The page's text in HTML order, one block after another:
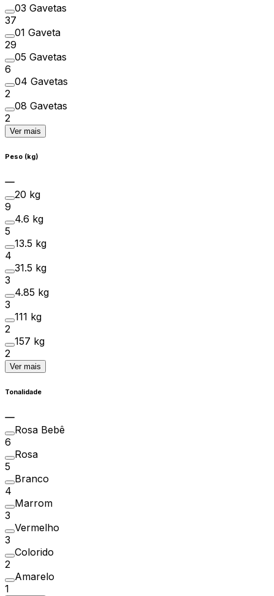
03 Gavetas
37
01 Gaveta
29
05 Gavetas
6
04 Gavetas
2
08 Gavetas
2
Ver mais
Peso (kg)
20 kg
9
4.6 kg
5
13.5 kg
4
31.5 kg
3
4.85 kg
3
111 kg
2
157 kg
2
Ver mais
Tonalidade
Rosa Bebê
6
Rosa
5
Branco
4
Marrom
3
Vermelho
3
Colorido
2
Amarelo
1